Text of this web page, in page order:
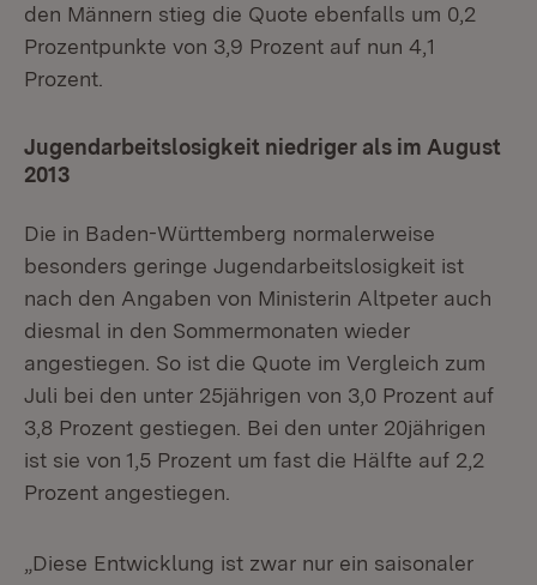
den Männern stieg die Quote ebenfalls um 0,2
Prozentpunkte von 3,9 Prozent auf nun 4,1
Prozent.
Jugendarbeitslosigkeit niedriger als im August
2013
Die in Baden-Württemberg normalerweise
besonders geringe Jugendarbeitslosigkeit ist
nach den Angaben von Ministerin Altpeter auch
diesmal in den Sommermonaten wieder
angestiegen. So ist die Quote im Vergleich zum
Juli bei den unter 25jährigen von 3,0 Prozent auf
3,8 Prozent gestiegen. Bei den unter 20jährigen
ist sie von 1,5 Prozent um fast die Hälfte auf 2,2
Prozent angestiegen.
„Diese Entwicklung ist zwar nur ein saisonaler